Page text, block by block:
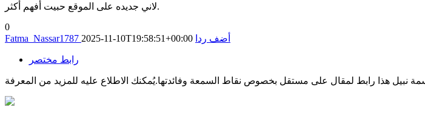
لاني جديده على الموقع حبيت أفهم أكثر.
0
Fatma_Nassar1787 2025-11-10T19:58:51+00:00 أضف ردا
رابط مختصر